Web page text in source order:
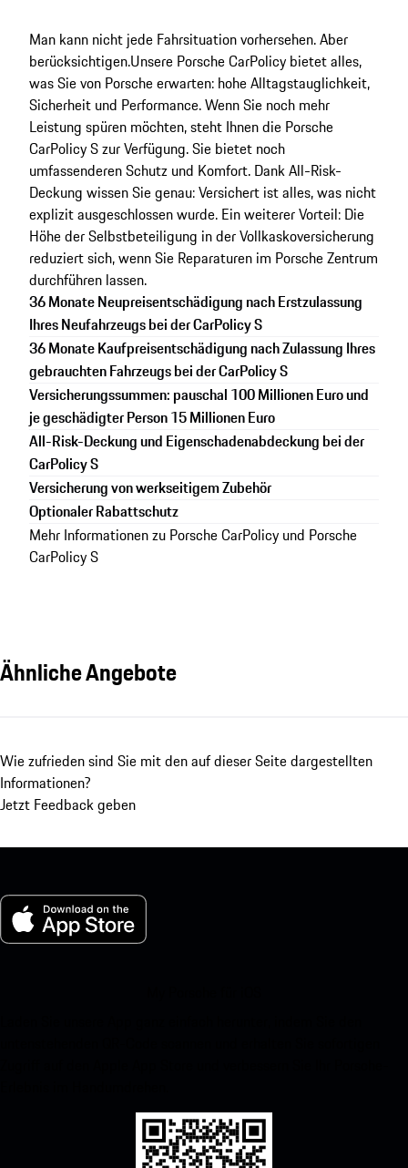
Man kann nicht jede Fahrsituation vorhersehen. Aber
berücksichtigen.Unsere Porsche CarPolicy bietet alles,
was Sie von Porsche erwarten: hohe Alltagstauglichkeit,
Sicherheit und Performance. Wenn Sie noch mehr
Leistung spüren möchten, steht Ihnen die Porsche
CarPolicy S zur Verfügung. Sie bietet noch
umfassenderen Schutz und Komfort. Dank All-Risk-
Deckung wissen Sie genau: Versichert ist alles, was nicht
explizit ausgeschlossen wurde. Ein weiterer Vorteil: Die
Höhe der Selbstbeteiligung in der Vollkaskoversicherung
reduziert sich, wenn Sie Reparaturen im Porsche Zentrum
durchführen lassen.
36 Monate Neupreisentschädigung nach Erstzulassung
Ihres Neufahrzeugs bei der CarPolicy S
36 Monate Kaufpreisentschädigung nach Zulassung Ihres
gebrauchten Fahrzeugs bei der CarPolicy S
Versicherungssummen: pauschal 100 Millionen Euro und
je geschädigter Person 15 Millionen Euro
All-Risk-Deckung und Eigenschadenabdeckung bei der
CarPolicy S
Versicherung von werkseitigem Zubehör
Optionaler Rabattschutz
Mehr Informationen zu Porsche CarPolicy und Porsche
CarPolicy S
Ähnliche Angebote
Wie zufrieden sind Sie mit den auf dieser Seite dargestellten
Informationen?
Jetzt Feedback geben